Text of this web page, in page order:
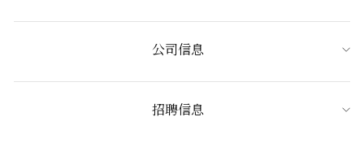
公司信息
招聘信息